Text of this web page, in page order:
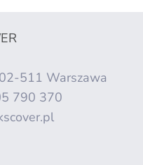
511 Warszawa
790 370